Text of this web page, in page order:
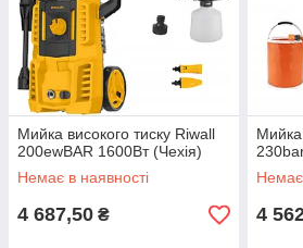
Мийка високого тиску Riwall
200ewBAR 1600Вт (Чехія)
Немає в наявності
4 687,50 ₴
Мийка
Немає
4